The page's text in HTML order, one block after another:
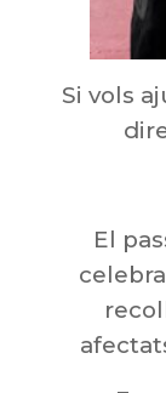
Si vols
El